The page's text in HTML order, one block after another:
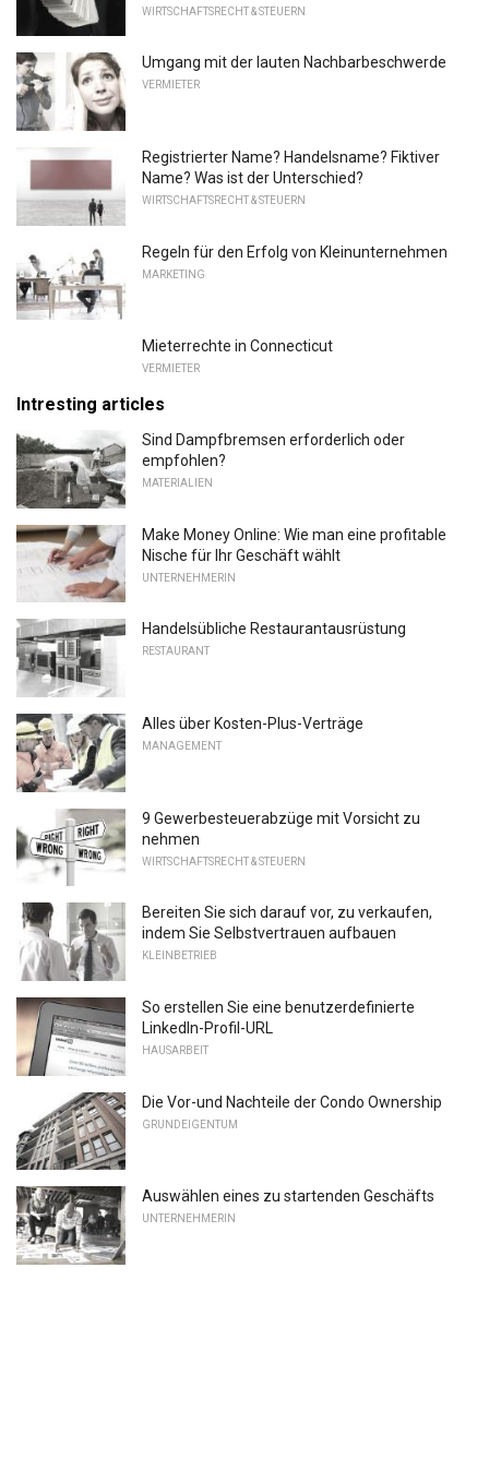
WIRTSCHAFTSRECHT & STEUERN
Umgang mit der lauten Nachbarbeschwerde
VERMIETER
Registrierter Name? Handelsname? Fiktiver
Name? Was ist der Unterschied?
WIRTSCHAFTSRECHT & STEUERN
Regeln für den Erfolg von Kleinunternehmen
MARKETING
Mieterrechte in Connecticut
VERMIETER
Intresting articles
Sind Dampfbremsen erforderlich oder
empfohlen?
MATERIALIEN
Make Money Online: Wie man eine profitable
Nische für Ihr Geschäft wählt
UNTERNEHMERIN
Handelsübliche Restaurantausrüstung
RESTAURANT
Alles über Kosten-Plus-Verträge
MANAGEMENT
9 Gewerbesteuerabzüge mit Vorsicht zu
nehmen
WIRTSCHAFTSRECHT & STEUERN
Bereiten Sie sich darauf vor, zu verkaufen,
indem Sie Selbstvertrauen aufbauen
KLEINBETRIEB
So erstellen Sie eine benutzerdefinierte
LinkedIn-Profil-URL
HAUSARBEIT
Die Vor-und Nachteile der Condo Ownership
GRUNDEIGENTUM
Auswählen eines zu startenden Geschäfts
UNTERNEHMERIN